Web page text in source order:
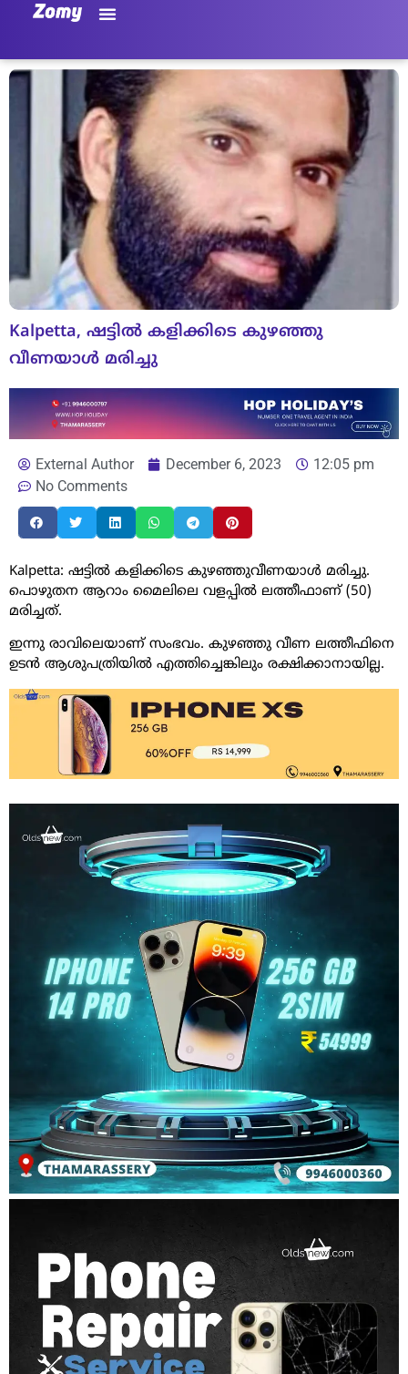
Kalpetta, ഷട്ടില്‍ കളിക്കിടെ കുഴഞ്ഞു
വീണയാള്‍ മരിച്ചു
External Author December 6, 2023
12:05 pm
No Comments
Kalpetta: ഷട്ടില്‍ കളിക്കിടെ കുഴഞ്ഞുവീണയാള്‍ മരിച്ചു.
പൊഴുതന ആറാം മൈലിലെ വളപ്പില്‍ ലത്തീഫാണ് (50)
മരിച്ചത്.
ഇന്നു രാവിലെയാണ് സംഭവം. കുഴഞ്ഞു വീണ ലത്തീഫിനെ
ഉടന്‍ ആശുപത്രിയില്‍ എത്തിച്ചെങ്കിലും രക്ഷിക്കാനായില്ല.